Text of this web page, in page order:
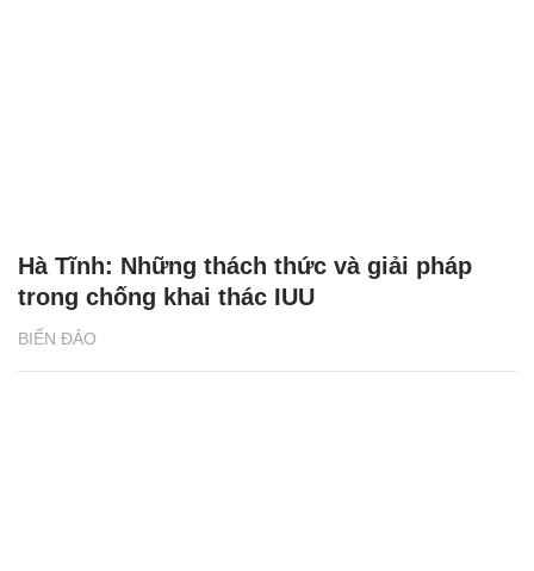
BIỂN ĐẢO
Hà Tĩnh: Những thách thức và giải pháp
trong chống khai thác IUU